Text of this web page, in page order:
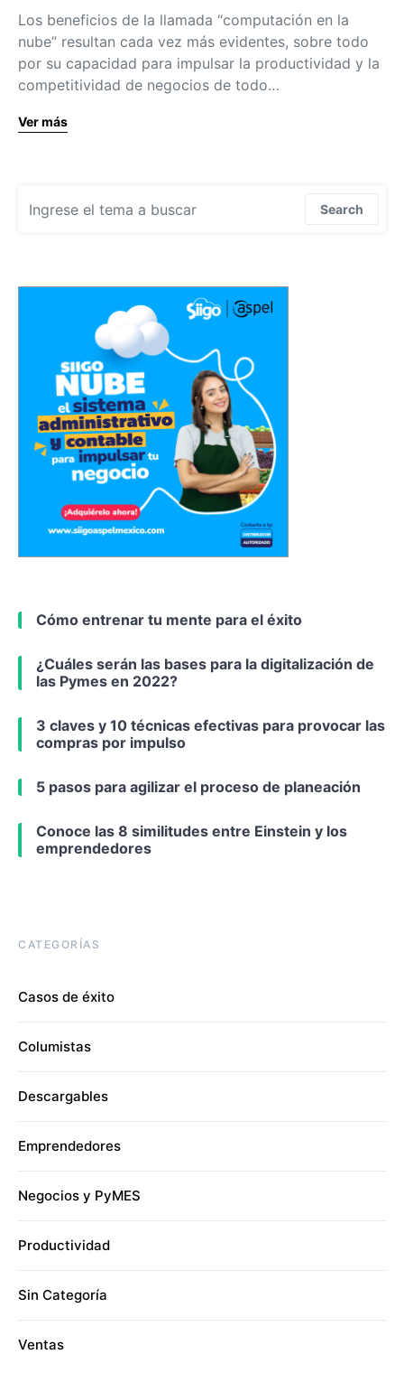
Los beneficios de la llamada “computación en la
nube” resultan cada vez más evidentes, sobre todo
por su capacidad para impulsar la productividad y la
competitividad de negocios de todo…
Ver más
Search
Cómo entrenar tu mente para el éxito
¿Cuáles serán las bases para la digitalización de
las Pymes en 2022?
3 claves y 10 técnicas efectivas para provocar las
compras por impulso
5 pasos para agilizar el proceso de planeación
Conoce las 8 similitudes entre Einstein y los
emprendedores
CATEGORÍAS
Casos de éxito
Columistas
Descargables
Emprendedores
Negocios y PyMES
Productividad
Sin Categoría
Ventas